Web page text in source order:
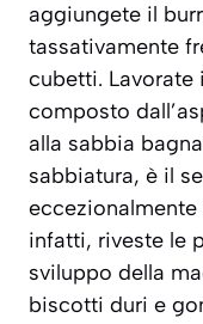
aggiungete il
tassativamente
cubetti. Lavorate
composto
alla sabbia
sabbiatura, è il
infatti, riveste le
sviluppo della
biscotti duri e